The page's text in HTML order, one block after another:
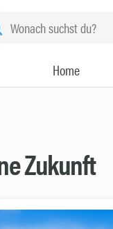
Home
Zukunft